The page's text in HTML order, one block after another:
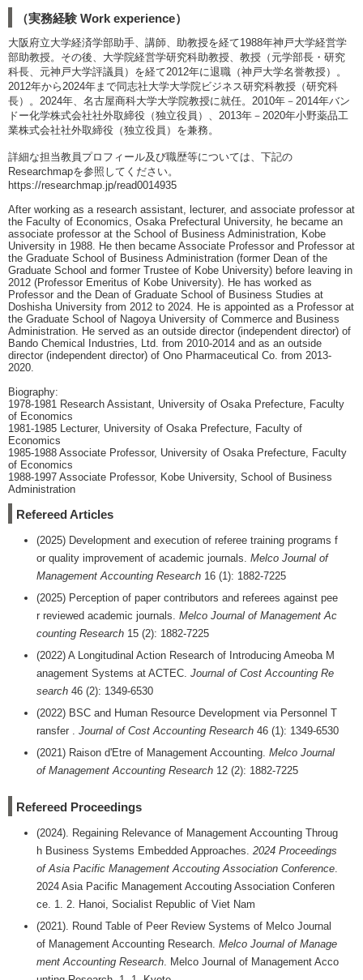
（実務経験 Work experience）
大阪府立大学経済学部助手、講師、助教授を経て1988年神戸大学経営学
部助教授。その後、大学院経営学研究科助教授、教授（元学部長・研究
科長、元神戸大学評議員）を経て2012年に退職（神戸大学名誉教授）。
2012年から2024年まで同志社大学大学院ビジネス研究科教授（研究科
長）。2024年、名古屋商科大学大学院教授に就任。2010年－2014年バン
ドー化学株式会社社外取締役（独立役員）、2013年－2020年小野薬品工
業株式会社社外取締役（独立役員）を兼務。
詳細な担当教員プロフィール及び職歴等については、下記の
Researchmapを参照してください。
https://researchmap.jp/read0014935
After working as a research assistant, lecturer, and associate professor at
the Faculty of Economics, Osaka Prefectural University, he became an
associate professor at the School of Business Administration, Kobe
University in 1988. He then became Associate Professor and Professor at
the Graduate School of Business Administration (former Dean of the
Graduate School and former Trustee of Kobe University) before leaving in
2012 (Professor Emeritus of Kobe University). He has worked as
Professor and the Dean of Graduate School of Business Studies at
Doshisha University from 2012 to 2024. He is appointed as a Professor at
the Graduate School of Nagoya University of Commerce and Business
Administration. He served as an outside director (independent director) of
Bando Chemical Industries, Ltd. from 2010-2014 and as an outside
director (independent director) of Ono Pharmaceutical Co. from 2013-
2020.
Biography:
1978-1981 Research Assistant, University of Osaka Prefecture, Faculty
of Economics
1981-1985 Lecturer, University of Osaka Prefecture, Faculty of
Economics
1985-1988 Associate Professor, University of Osaka Prefecture, Faculty
of Economics
1988-1997 Associate Professor, Kobe University, School of Business
Administration
Refereed Articles
(2025) Development and execution of referee training programs f
or quality improvement of academic journals. Melco Journal of
Management Accounting Research 16 (1): 1882-7225
(2025) Perception of paper contributors and referees against pee
r reviewed academic journals. Melco Journal of Management Ac
counting Research 15 (2): 1882-7225
(2022) A Longitudinal Action Research of Introducing Ameoba M
anagement Systems at ACTEC. Journal of Cost Accounting Re
search 46 (2): 1349-6530
(2022) BSC and Human Resource Development via Personnel T
ransfer . Journal of Cost Accounting Research 46 (1): 1349-6530
(2021) Raison d'Etre of Management Accounting. Melco Journal
of Management Accounting Research 12 (2): 1882-7225
Refereed Proceedings
(2024). Regaining Relevance of Management Accounting Throug
h Business Systems Embedded Approaches. 2024 Proceedings
of Asia Pacific Management Accouting Association Conference.
2024 Asia Pacific Management Accouting Association Conferen
ce. 1. 2. Hanoi, Socialist Republic of Viet Nam
(2021). Round Table of Peer Review Systems of Melco Journal
of Management Accounting Research. Melco Journal of Manage
ment Accounting Research. Melco Journal of Management Acco